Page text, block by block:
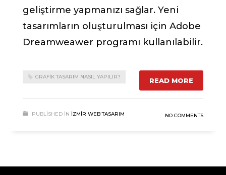
geliştirme yapmanızı sağlar. Yeni
tasarımların oluşturulması için Adobe
Dreamweawer programı kullanılabilir.
GRAFIK TASARIM NASIL YAPILIR? READ MORE
PUBLISHED IN İZMIR WEB TASARIM NO COMMENTS